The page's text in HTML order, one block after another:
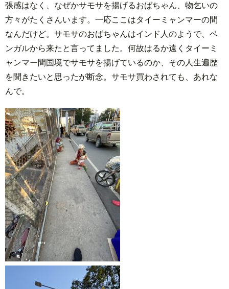
張感はなく、なぜかサモサを揚げるおばちゃん、物乞いの
方々がたくさんいます。一応ここはタイーミャンマーの間
なんだけど。サモサのおばちゃんはインド人のようで、ベ
ンガルから来たと言ってました。何故はるか遠くタイーミ
ャンマー間国境でサモサを揚げているのか、その人生遍歴
を聞きたいと思ったが断念。サモサ買わされても、あれな
んで。